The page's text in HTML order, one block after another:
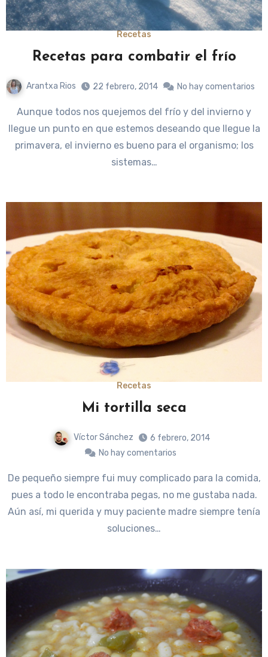
Recetas
Recetas para combatir el frío
Arantxa Rios 22 febrero, 2014 No hay comentarios
Aunque todos nos quejemos del frío y del invierno y
llegue un punto en que estemos deseando que llegue la
primavera, el invierno es bueno para el organismo; los
sistemas…
Recetas
Mi tortilla seca
Víctor Sánchez
6 febrero, 2014
No hay comentarios
De pequeño siempre fui muy complicado para la comida,
pues a todo le encontraba pegas, no me gustaba nada.
Aún así, mi querida y muy paciente madre siempre tenía
soluciones…